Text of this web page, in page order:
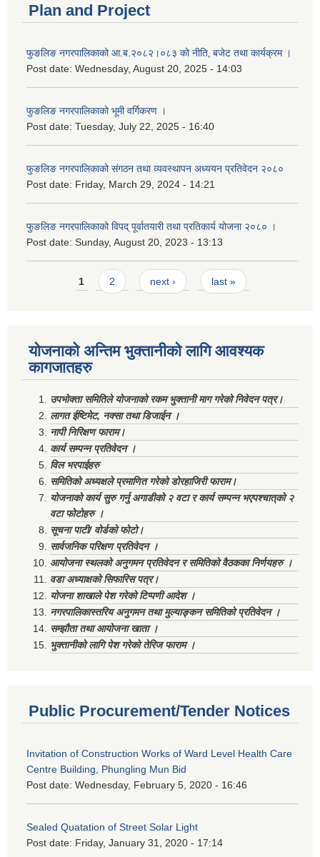
Plan and Project
फुङलिङ नगरपालिकाको आ.ब.२०८२।०८३ को नीति‚ बजेट तथा कार्यक्रम ।
Post date: Wednesday, August 20, 2025 - 14:03
फुङलिङ नगरपालिकाको भूमी वर्गिकरण ।
Post date: Tuesday, July 22, 2025 - 16:40
फुङलिङ नगरपालिकाको संगठन तथा व्यवस्थापन अध्ययन प्रतिवेदन २०८०
Post date: Friday, March 29, 2024 - 14:21
फुङलिङ नगरपालिकाको विपद् पूर्वातयारी तथा प्रतिकार्य योजना २०८० ।
Post date: Sunday, August 20, 2023 - 13:13
Pages1 2 next › last »
योजनाको अन्तिम भुक्तानीको लागि आवश्यक
कागजातहरु
उपभोक्ता समितिले योजनाको रकम भुक्तानी माग गरेको निवेदन पत्र।
लागत ईष्टिमेट, नक्सा तथा डिजाईन ।
नापी निरिक्षण फाराम।
कार्य सम्पन्न प्रतिवेदन ।
विल भरपाईहरु
समितिको अध्यक्षले प्रमाणित गरेको डोरहाजिरी फाराम।
योजनाको कार्य सुरु गर्नु अगाडीको २ वटा र कार्य सम्पन्न भएपश्चात्‌को २
वटा फोटोहरु ।
सूचना पाटी/ वोर्डको फोटो।
सार्वजनिक परिक्षण प्रतिवेदन ।
आयोजना स्थलको अनुगमन प्रतिवेदन र समितिको वैठकका निर्णयहरु ।
वडा अध्याक्षको सिफारिस पत्र।
योजना शाखाले पेश गरेको टिप्पणी आदेश ।
नगरपालिकास्तरिय अनुगमन तथा मुल्याङ्कन समितिको प्रतिवेदन ।
सम्झौता तथा आयोजना खाता ।
भुक्तानीको लागि पेश गरेको तेरिज फाराम ।
Public Procurement/Tender Notices
Invitation of Construction Works of Ward Level Health Care
Centre Building, Phungling Mun Bid
Post date: Wednesday, February 5, 2020 - 16:46
Sealed Quatation of Street Solar Light
Post date: Friday, January 31, 2020 - 17:14